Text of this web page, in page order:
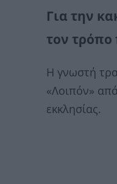
Για την
τον τρόπο
Η γνωστή
«Λοιπόν»
εκκλησίας.